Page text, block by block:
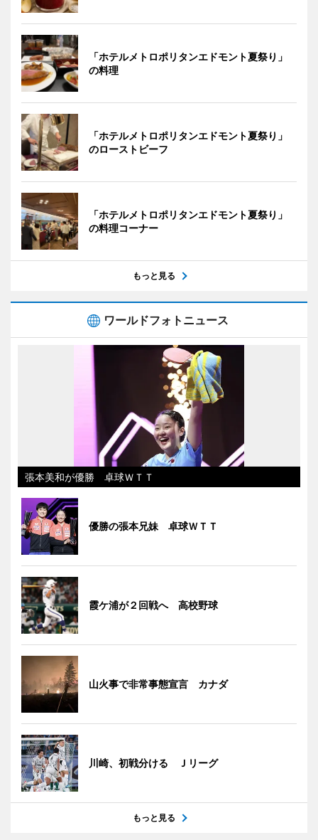
「ホテルメトロポリタンエドモント夏祭り」
の料理
「ホテルメトロポリタンエドモント夏祭り」
のローストビーフ
「ホテルメトロポリタンエドモント夏祭り」
の料理コーナー
もっと見る
ワールドフォトニュース
張本美和が優勝 卓球ＷＴＴ
優勝の張本兄妹 卓球ＷＴＴ
霞ケ浦が２回戦へ 高校野球
山火事で非常事態宣言 カナダ
川崎、初戦分ける Ｊリーグ
もっと見る